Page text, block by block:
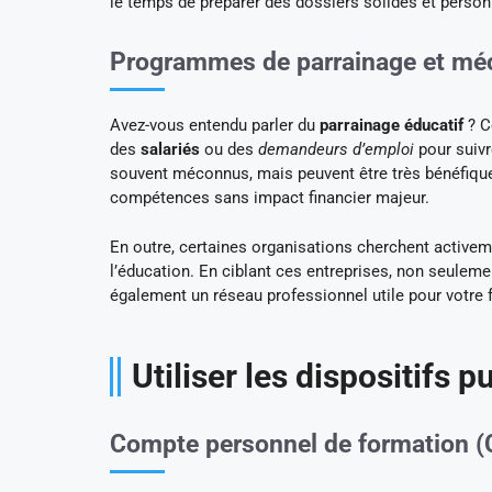
Programmes de parrainage et
Avez-vous entendu parler du parrainage éducatif?
des salariés ou des demandeurs d’emploi pour
souvent méconnus, mais peuvent être très
compétences sans impact financier majeur.
En outre, certaines organisations cherchent
l’éducation. En ciblant ces entreprises, non
également un réseau professionnel utile pour votre
Utiliser les dispositifs
Compte personnel de formation